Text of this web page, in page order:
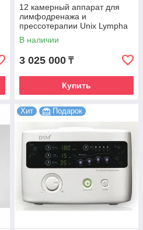
12 камерный аппарат для
лимфодренажа и
прессотерапии Unix Lympha
Master
В наличии
3 025 000 ₸
Купить
Хит Подарок